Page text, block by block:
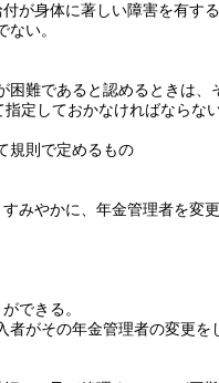
が身体に著しい障害を有す
い。
難であると認めるときは
定しておかなければならない
規則で定めるもの
みやかに、年金管理者を変
できる。
がその年金管理者の変更